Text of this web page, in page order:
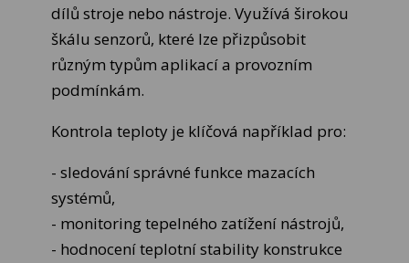
dílů stroje nebo nástroje. Využívá širokou
škálu senzorů, které lze přizpůsobit
různým typům aplikací a provozním
podmínkám.
Kontrola teploty je klíčová například pro:
- sledování správné funkce mazacích
systémů,
- monitoring tepelného zatížení nástrojů,
- hodnocení teplotní stability konstrukce